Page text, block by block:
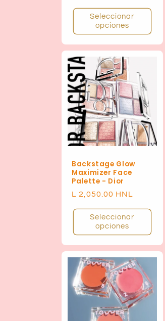
Seleccionar
opciones
Backstage Glow
Maximizer Face
Palette - Dior
Precio
L 2,050.00 HNL
Seleccionar
opciones